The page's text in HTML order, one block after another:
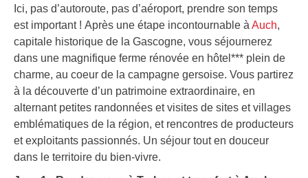
Ici, pas d’autoroute, pas d’aéroport, prendre son temps
est important ! Après une étape incontournable à Auch,
capitale historique de la Gascogne, vous séjournerez
dans une magnifique ferme rénovée en hôtel*** plein de
charme, au coeur de la campagne gersoise. Vous partirez
à la découverte d’un patrimoine extraordinaire, en
alternant petites randonnées et visites de sites et villages
emblématiques de la région, et rencontres de producteurs
et exploitants passionnés. Un séjour tout en douceur
dans le territoire du bien-vivre.